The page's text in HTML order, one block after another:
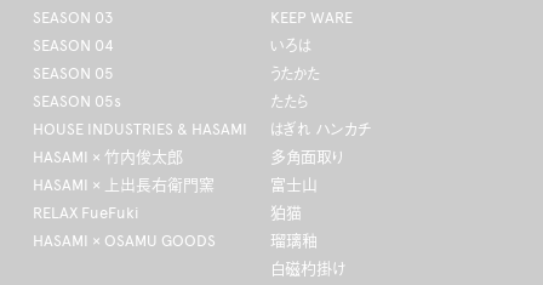
SEASON 03
SEASON 04
SEASON 05
SEASON 05s
HOUSE INDUSTRIES & HASAMI
HASAMI × 竹内俊太郎
HASAMI × 上出長右衛門窯
RELAX FueFuki
HASAMI × OSAMU GOODS
KEEP WARE
いろは
うたかた
たたら
はぎれ ハンカチ
多角面取り
富士山
狛猫
瑠璃釉
白磁杓掛け